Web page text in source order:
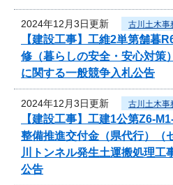
2024年12月3日更新 古川土木事
【建設工事】工維2単第舗
修（暮らしの安全・安心対策
に関する一般競争入札公告
2024年12月3日更新 古川土木事
【建設工事】工建1公第Z6-
整備推進交付金（県代行）（
川トンネル発生土運搬処理工
公告